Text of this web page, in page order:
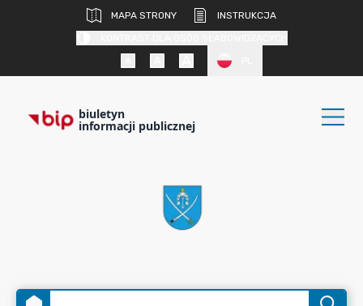
MAPA STRONY
INSTRUKCJA
biuletyn
informacji publicznej